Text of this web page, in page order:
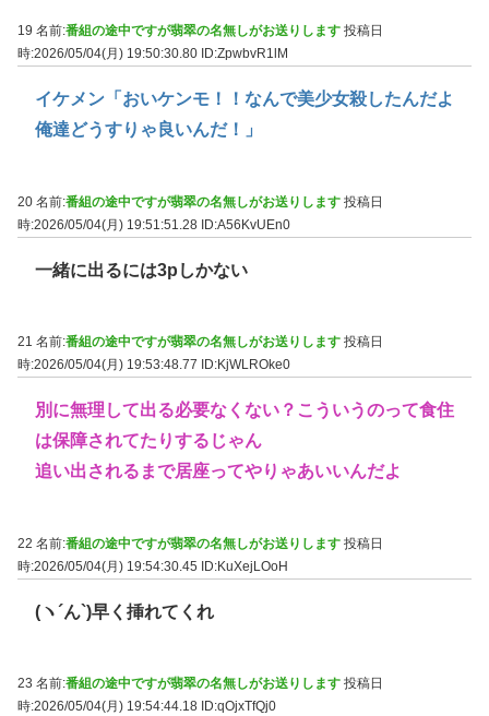
19 名前:番組の途中ですが翡翠の名無しがお送りします 投稿日
時:2026/05/04(月) 19:50:30.80 ID:ZpwbvR1lM
イケメン「おいケンモ！！なんで美少女殺したんだよ
俺達どうすりゃ良いんだ！」
20 名前:番組の途中ですが翡翠の名無しがお送りします 投稿日
時:2026/05/04(月) 19:51:51.28 ID:A56KvUEn0
一緒に出るには3pしかない
21 名前:番組の途中ですが翡翠の名無しがお送りします 投稿日
時:2026/05/04(月) 19:53:48.77
ID:KjWLROke0
別に無理して出る必要なくない？こういうのって食住
は保障されてたりするじゃん
追い出されるまで居座ってやりゃあいいんだよ
22 名前:番組の途中ですが翡翠の名無しがお送りします 投稿日
時:2026/05/04(月) 19:54:30.45 ID:KuXejLOoH
(ヽ´ん`)早く挿れてくれ
23 名前:番組の途中ですが翡翠の名無しがお送りします 投稿日
時:2026/05/04(月) 19:54:44.18 ID:qOjxTfQj0